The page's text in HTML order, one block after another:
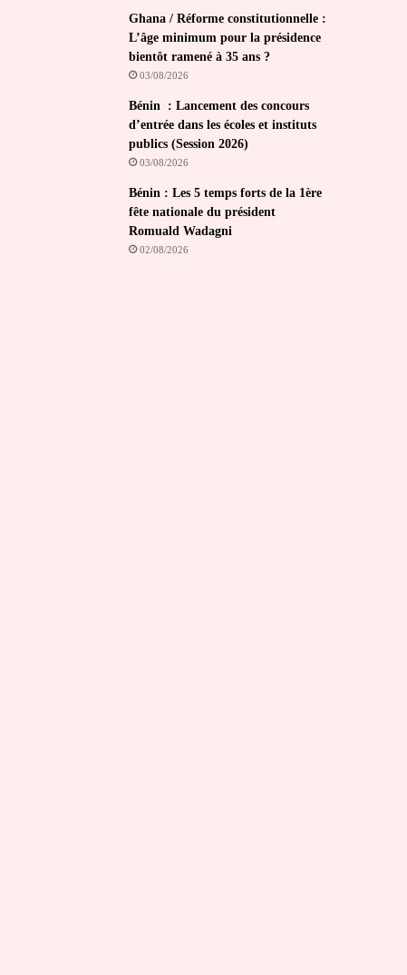
Ghana / Réforme constitutionnelle :
L’âge minimum pour la présidence
bientôt ramené à 35 ans ?
03/08/2026
Bénin : Lancement des concours
d’entrée dans les écoles et instituts
publics (Session 2026)
03/08/2026
Bénin : Les 5 temps forts de la 1ère
fête nationale du président
Romuald Wadagni
02/08/2026